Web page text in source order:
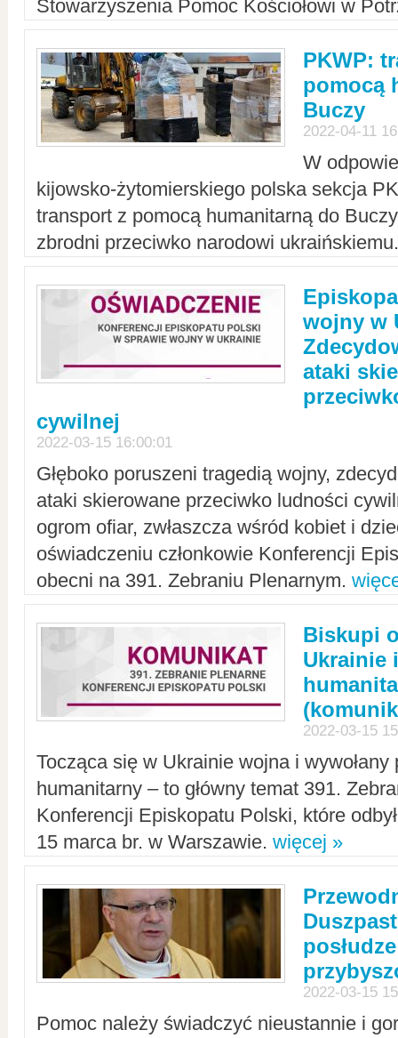
Stowarzyszenia Pomoc Kościołowi w
PKWP:
pomocą
Buczy
2022-04-11
W
kijowsko-żytomierskiego polska sekcja
transport z pomocą humanitarną do
zbrodni przeciwko narodowi
wojny w
ataki
cywilnej
2022-03-15 16:00:01
Głęboko poruszeni tragedią wojny,
ataki skierowane przeciwko ludności
ogrom ofiar, zwłaszcza wśród kobiet i
oświadczeniu członkowie Konferencji
obecni na 391. Zebraniu Plenarnym.
Biskupi
Ukrainie
2022-03-15
Tocząca się w Ukrainie wojna i
humanitarny – to główny temat 391.
Konferencji Episkopatu Polski, które
15 marca br. w Warszawie. więcej »
2022-03-15
Pomoc należy świadczyć nieustannie i